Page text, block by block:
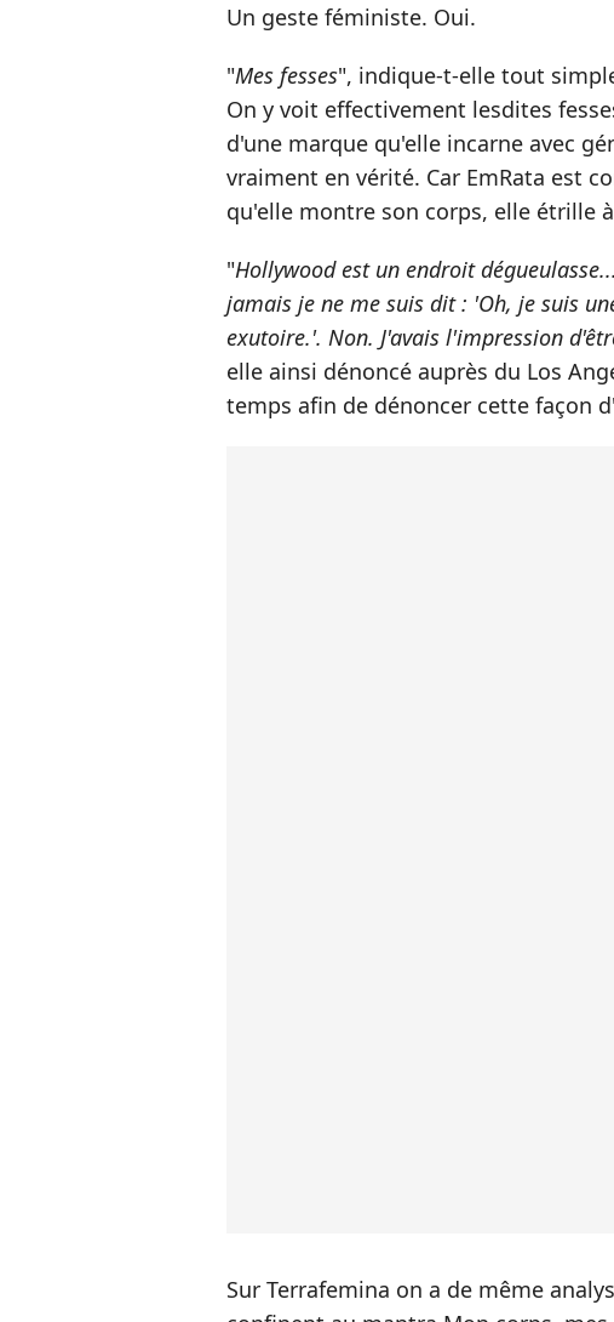
Un geste féministe. Oui.
"Mes fesses", indique-t-elle tout
On y voit effectivement lesdites
d'une marque qu'elle incarne avec
vraiment en vérité. Car EmRata est
qu'elle montre son corps, elle étrille
"Hollywood est un endroit
jamais je ne me suis dit : 'Oh, je suis
exutoire.'. Non. J'avais l'impression
elle ainsi dénoncé auprès du Los
temps afin de dénoncer cette façon
Sur Terrafemina on a de même